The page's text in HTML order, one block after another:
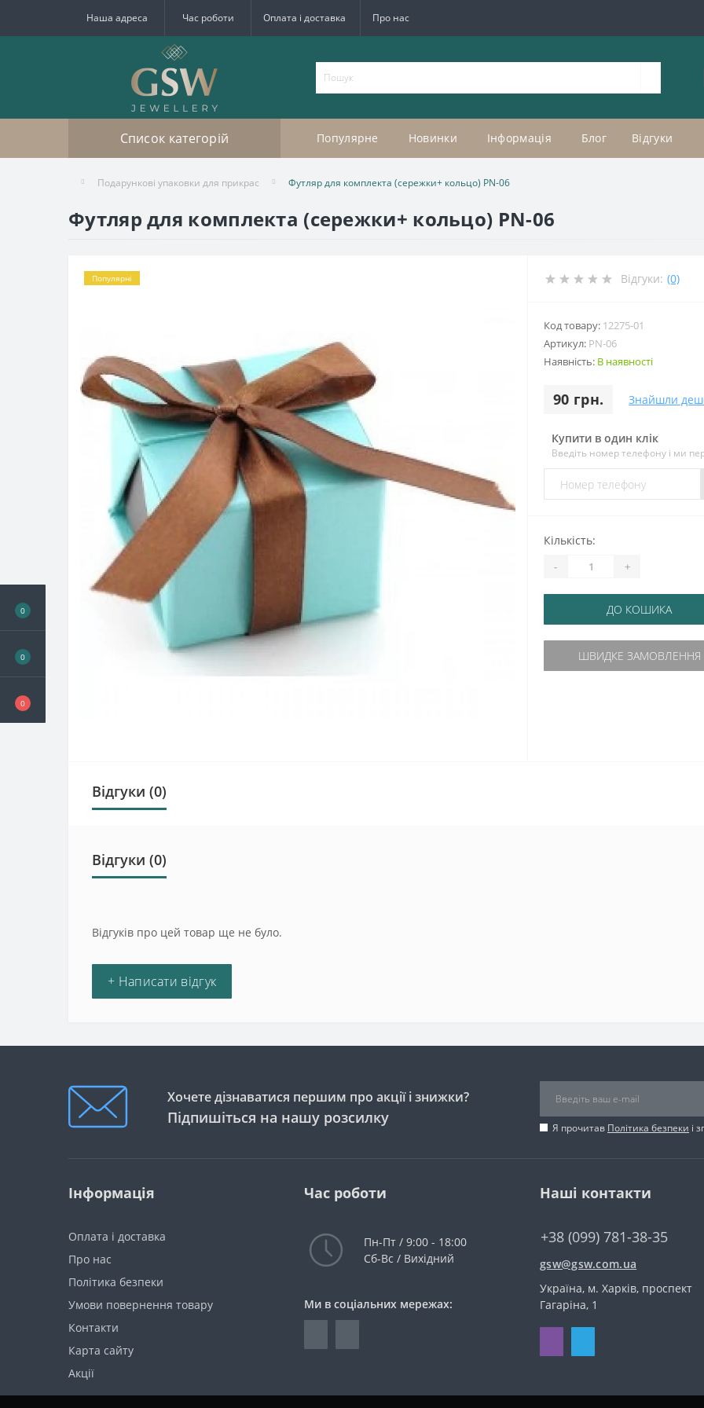
0
0
0
Наша адреса Час роботи Оплата і доставка Про нас
Список категорій Популярне Новинки Інформація Блог Відгуки
Подарункові упаковки для прикрас Футляр для комплекта (сережки+ кольцо) PN-06
Футляр для комплекта (сережки+ кольцо) PN-06
Популярні Відгуки: (0)
Код товару: 12275-01
Артикул: PN-06
Наявність: В наявності
90 грн. Знайшли
Купити в один клік
Введіть номер телефону і ми
Кількість:
- +
ДО КОШИКА
ШВИДКЕ ЗАМОВЛЕННЯ
Відгуки (0)
Відгуки (0)
Відгуків про цей товар ще не було.
+ Написати відгук
Хочете дізнаватися першим про акції і знижки?
Підпишіться на нашу розсилку
Я прочитав Політика безпеки і
Інформація
Оплата і доставка
Про нас
Політика безпеки
Умови повернення товару
Контакти
Карта сайту
Акції
Час роботи
Пн-Пт / 9:00 - 18:00
Сб-Вс / Вихідний
Ми в соціальних мережах:
Наші контакти
+38 (099) 781-38-35
gsw@gsw.com.ua
Україна, м. Харків, проспект
Гагаріна, 1